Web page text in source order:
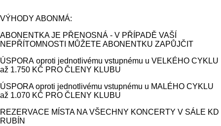
VÝHODY ABONMÁ:
ABONENTKA JE PŘENOSNÁ - V PŘÍPADĚ VAŠÍ
NEPŘÍTOMNOSTI MŮŽETE ABONENTKU ZAPŮJČIT
ÚSPORA oproti jednotlivému vstupnému u VELKÉHO CYKLU
až 1.750 KČ PRO ČLENY KLUBU
ÚSPORA oproti jednotlivému vstupnému u MALÉHO CYKLU
až 1.070 KČ PRO ČLENY KLUBU
REZERVACE MÍSTA NA VŠECHNY KONCERTY V SÁLE KD
RUBÍN